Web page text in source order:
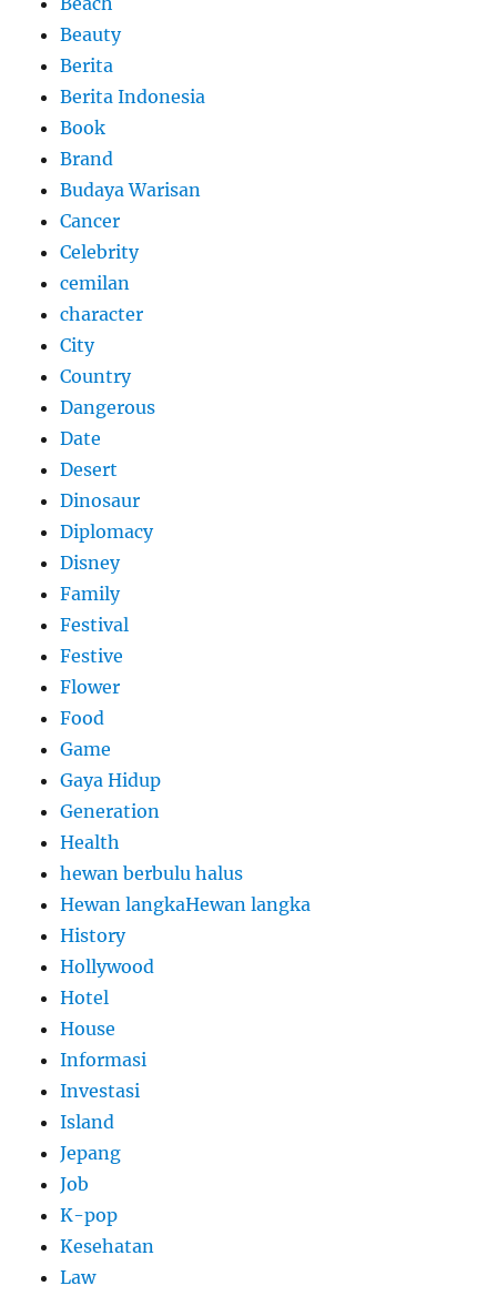
Beauty
Berita
Berita Indonesia
Book
Brand
Budaya Warisan
Cancer
Celebrity
cemilan
character
City
Country
Dangerous
Date
Desert
Dinosaur
Diplomacy
Disney
Family
Festival
Festive
Flower
Food
Game
Gaya Hidup
Generation
Health
hewan berbulu halus
Hewan langkaHewan langka
History
Hollywood
Hotel
House
Informasi
Investasi
Island
Jepang
Job
K-pop
Kesehatan
Law